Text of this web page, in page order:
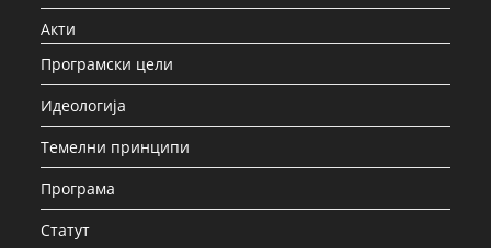
Акти
Програмски цели
Идеологија
Темелни принципи
Програма
Статут